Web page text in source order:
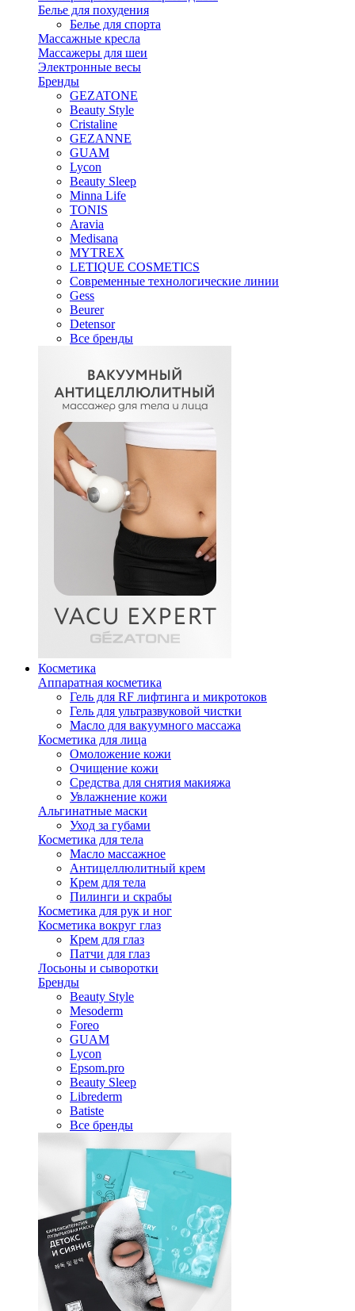
Белье для похудения
Белье для спорта
Массажные кресла
Массажеры для шеи
Электронные весы
Бренды
GEZATONE
Beauty Style
Cristaline
GEZANNE
GUAM
Lycon
Beauty Sleep
Minna Life
TONIS
Aravia
Medisana
MYTREX
LETIQUE COSMETICS
Современные технологические линии
Gess
Beurer
Detensor
Все бренды
Косметика
Аппаратная косметика
Гель для RF лифтинга и микротоков
Гель для ультразвуковой чистки
Масло для вакуумного массажа
Косметика для лица
Омоложение кожи
Очищение кожи
Средства для снятия макияжа
Увлажнение кожи
Альгинатные маски
Уход за губами
Косметика для тела
Масло массажное
Антицеллюлитный крем
Крем для тела
Пилинги и скрабы
Косметика для рук и ног
Косметика вокруг глаз
Крем для глаз
Патчи для глаз
Лосьоны и сыворотки
Бренды
Beauty Style
Mesoderm
Foreo
GUAM
Lycon
Epsom.pro
Beauty Sleep
Librederm
Batiste
Все бренды